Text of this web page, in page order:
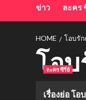
ข่าว ละคร
HOME โอบรัก
โอบ
ละคร ซีรี่ย์
เรื่องย่อ โอ